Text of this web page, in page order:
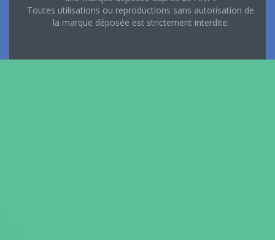
Toutes utilisations ou reproductions sans autorisation de
la marque déposée est strictement interdite.